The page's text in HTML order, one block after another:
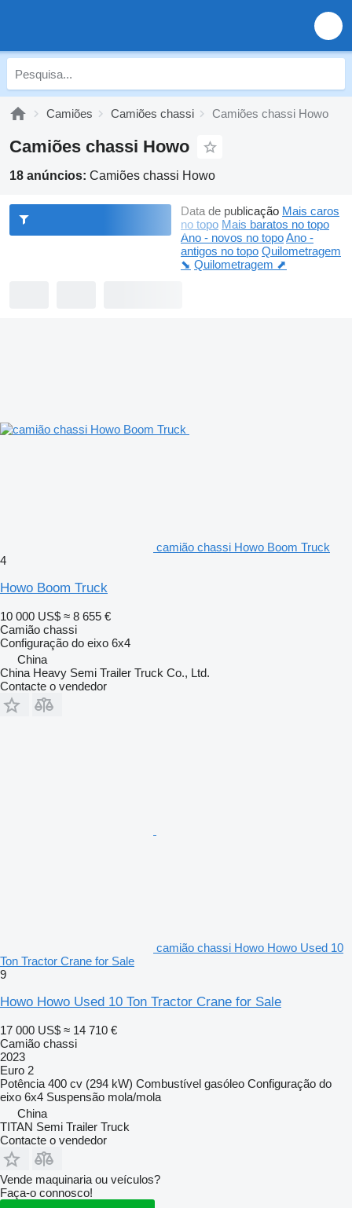
Camiões Camiões chassi Camiões chassi Howo
Camiões chassi Howo
18 anúncios: Camiões chassi Howo
Data de publicação Mais caros
no topo Mais baratos no topo
Ano - novos no topoAno -
antigos no topo Quilometragem
⬊ Quilometragem ⬈
camião chassi Howo Boom Truck
4
Howo Boom Truck
10 000 US$ ≈ 8 655 €
Camião chassi
Configuração do eixo 6x4
China
China Heavy Semi Trailer Truck Co., Ltd.
Contacte o vendedor
camião chassi Howo Howo Used 10
Ton Tractor Crane for Sale
9
Howo Howo Used 10 Ton Tractor Crane for Sale
17 000 US$ ≈ 14 710 €
Camião chassi
2023
Euro 2
Potência 400 cv (294 kW) Combustível gasóleo Configuração do
eixo 6x4 Suspensão mola/mola
China
TITAN Semi Trailer Truck
Contacte o vendedor
Vende maquinaria ou veículos?
Faça-o connosco!